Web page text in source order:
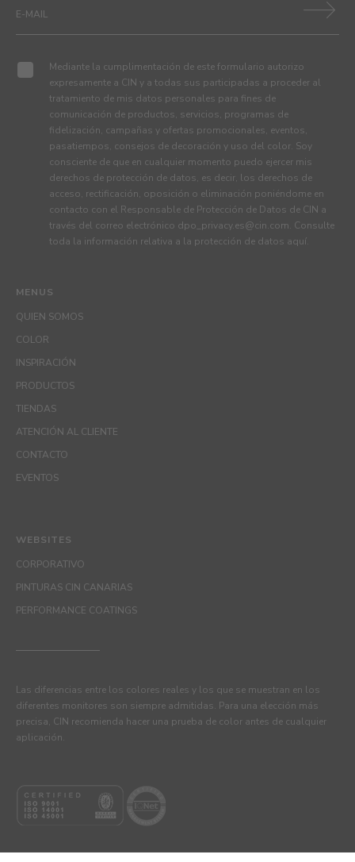
MENUS
QUIEN SOMOS
COLOR
INSPIRACIÓN
PRODUCTOS
TIENDAS
ATENCIÓN AL CLIENTE
CONTACTO
EVENTOS
Mediante la cumplimentación de este formulario autorizo
expresamente a CIN y a todas sus participadas a proceder al
tratamiento de mis datos personales para fines de
comunicación de productos, servicios, programas de
fidelización, campañas y ofertas promocionales, eventos,
pasatiempos, consejos de decoración y uso del color. Soy
consciente de que en cualquier momento puedo ejercer mis
derechos de protección de datos, es decir, los derechos de
acceso, rectificación, oposición o eliminación poniéndome en
contacto con el Responsable de Protección de Datos de CIN a
través del correo electrónico dpo_privacy.es@cin.com. Consulte
toda la información relativa a la protección de datos aquí.
WEBSITES
CORPORATIVO
PINTURAS CIN CANARIAS
PERFORMANCE COATINGS
Las diferencias entre los colores reales y los que se muestran en los
diferentes monitores son siempre admitidas. Para una elección más
precisa, CIN recomienda hacer una prueba de color antes de cualquier
aplicación.